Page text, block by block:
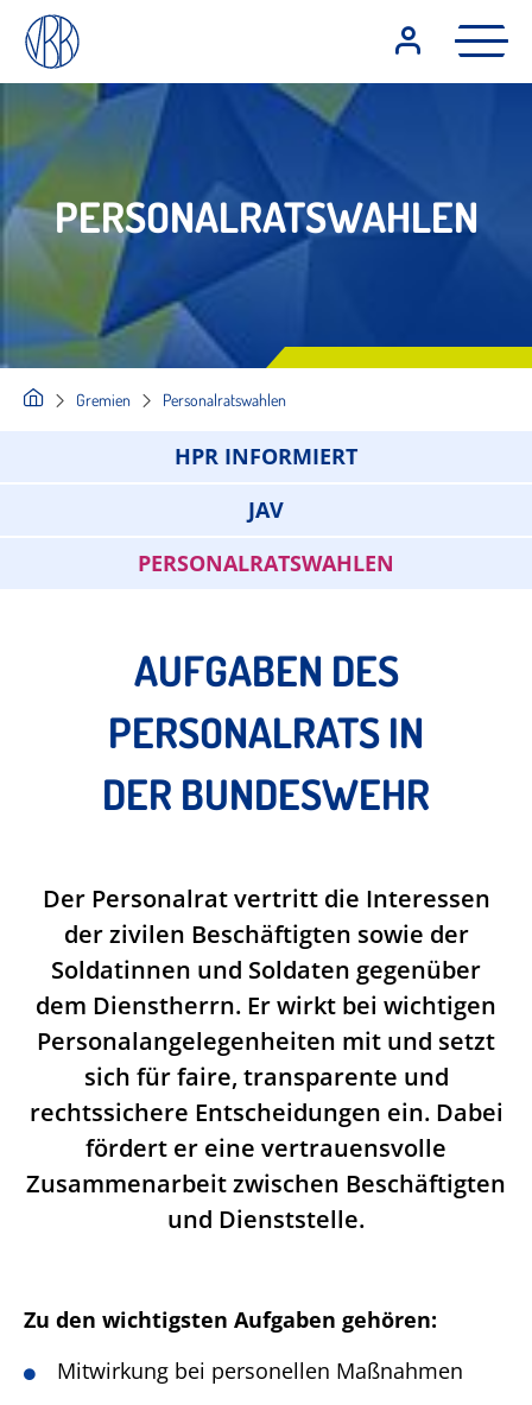
PERSONALRATSWAHLEN
Gremien Personalratswahlen
HPR INFORMIERT
JAV
PERSONALRATSWAHLEN
AUFGABEN DES
PERSONALRATS IN
DER BUNDESWEHR
Der Personalrat vertritt die Interessen
der zivilen Beschäftigten sowie der
Soldatinnen und Soldaten gegenüber
dem Dienstherrn. Er wirkt bei wichtigen
Personalangelegenheiten mit und setzt
sich für faire, transparente und
rechtssichere Entscheidungen ein. Dabei
fördert er eine vertrauensvolle
Zusammenarbeit zwischen Beschäftigten
und Dienststelle.
Zu den wichtigsten Aufgaben gehören:
Mitwirkung bei personellen Maßnahmen